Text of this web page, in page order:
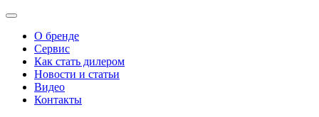
О бренде
Сервис
Как стать дилером
Новости и статьи
Видео
Контакты